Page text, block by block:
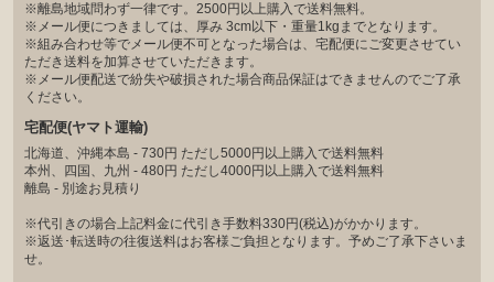
※離島地域問わず一律です。2500円以上購入で送料無料。
※メール便につきましては、厚み 3cm以下・重量1kgまでとなります。
※組み合わせ等でメール便不可となった場合は、宅配便にご変更させてい
ただき送料を加算させていただきます。
※メール便配送で紛失や破損された場合商品保証はできませんのでご了承
ください。
宅配便(ヤマト運輸)
北海道、沖縄本島 - 730円 ただし5000円以上購入で送料無料
本州、四国、九州 - 480円 ただし4000円以上購入で送料無料
離島 - 別途お見積り
※代引きの場合上記料金に代引き手数料330円(税込)がかかります。
※返送･転送時の往復送料はお客様ご負担となります。予めご了承下さいま
せ。